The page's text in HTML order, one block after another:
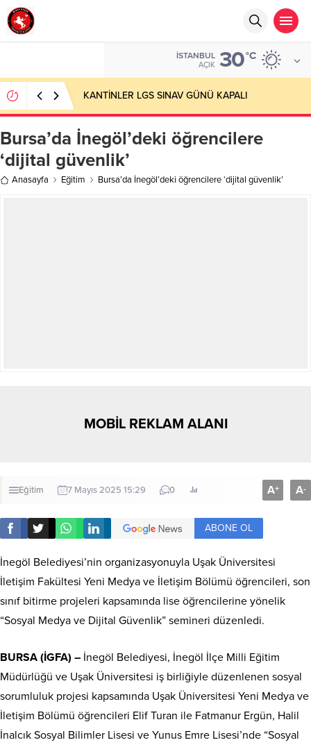
İSTANBUL
AÇIK 30°C
KANTİNLER LGS SINAV GÜNÜ KAPALI
Bursa’da İnegöl’deki öğrencilere
‘dijital güvenlik’
Anasayfa Eğitim Bursa’da İnegöl’deki öğrencilere ‘dijital güvenlik’
MOBİL REKLAM ALANI
Eğitim 7 Mayıs 2025 15:29 0 A+ A-
ABONE OL
İnegöl Belediyesi’nin organizasyonuyla Uşak Üniversitesi
İletişim Fakültesi Yeni Medya ve İletişim Bölümü öğrencileri, son
sınıf bitirme projeleri kapsamında lise öğrencilerine yönelik
“Sosyal Medya ve Dijital Güvenlik” semineri düzenledi.
BURSA (İGFA) – İnegöl Belediyesi, İnegöl İlçe Milli Eğitim
Müdürlüğü ve Uşak Üniversitesi iş birliğiyle düzenlenen sosyal
sorumluluk projesi kapsamında Uşak Üniversitesi Yeni Medya ve
İletişim Bölümü öğrencileri Elif Turan ile Fatmanur Ergün, Halil
İnalcık Sosyal Bilimler Lisesi ve Yunus Emre Lisesi’nde “Sosyal